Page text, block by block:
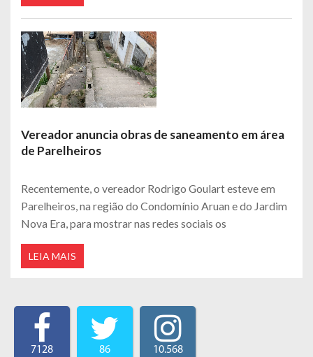
Vereador anuncia obras de saneamento em área
de Parelheiros
Recentemente, o vereador Rodrigo Goulart esteve em
Parelheiros, na região do Condomínio Aruan e do Jardim
Nova Era, para mostrar nas redes sociais os
LEIA MAIS
7128 86 10.568